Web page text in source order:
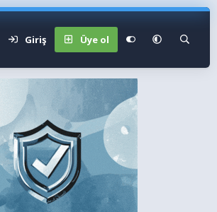
Giriş Üye ol